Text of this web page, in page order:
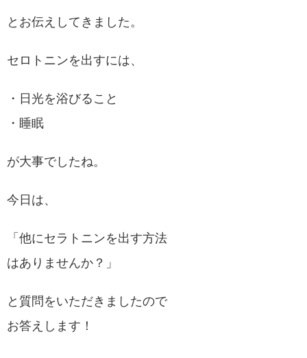
とお伝えしてきました。
セロトニンを出すには、
・日光を浴びること
・睡眠
が大事でしたね。
今日は、
「他にセラトニンを出す方法
はありませんか？」
と質問をいただきましたので
お答えします！